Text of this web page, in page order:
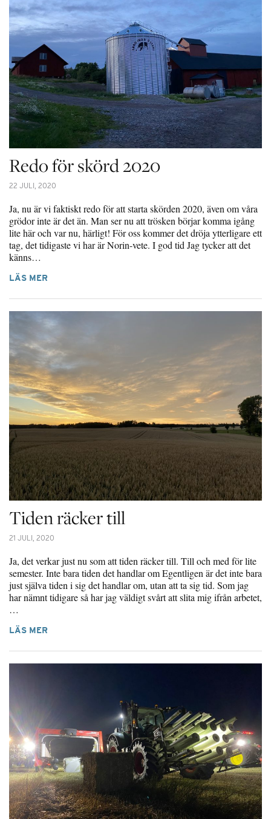
Redo för skörd 2020
22 JULI, 2020
Ja, nu är vi faktiskt redo för att starta skörden 2020, även om våra
grödor inte är det än. Man ser nu att trösken börjar komma igång
lite här och var nu, härligt! För oss kommer det dröja ytterligare ett
tag, det tidigaste vi har är Norin-vete. I god tid Jag tycker att det
känns…
LÄS MER
Tiden räcker till
21 JULI, 2020
Ja, det verkar just nu som att tiden räcker till. Till och med för lite
semester. Inte bara tiden det handlar om Egentligen är det inte bara
just själva tiden i sig det handlar om, utan att ta sig tid. Som jag
har nämnt tidigare så har jag väldigt svårt att slita mig ifrån arbetet,
…
LÄS MER